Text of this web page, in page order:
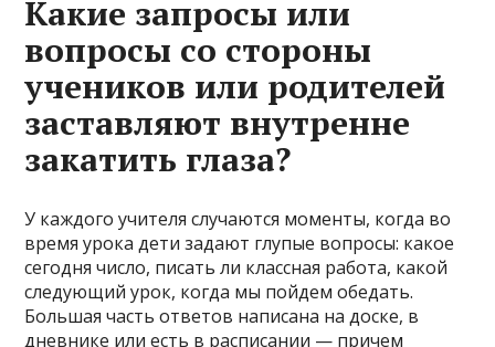
Какие запросы или
вопросы со стороны
учеников или родителей
заставляют внутренне
закатить глаза?
У каждого учителя случаются моменты, когда во
время урока дети задают глупые вопросы: какое
сегодня число, писать ли классная работа, какой
следующий урок, когда мы пойдем обедать.
Большая часть ответов написана на доске, в
дневнике или есть в расписании — причем